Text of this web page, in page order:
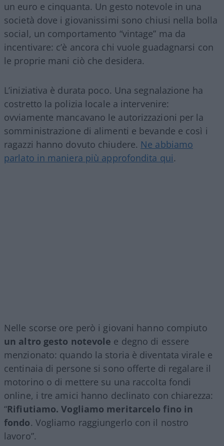
un euro e cinquanta. Un gesto notevole in una
società dove i giovanissimi sono chiusi nella bolla
social, un comportamento “vintage” ma da
incentivare: c’è ancora chi vuole guadagnarsi con
le proprie mani ciò che desidera.
L’iniziativa è durata poco. Una segnalazione ha
costretto la polizia locale a intervenire:
ovviamente mancavano le autorizzazioni per la
somministrazione di alimenti e bevande e così i
ragazzi hanno dovuto chiudere. Ne abbiamo
parlato in maniera più approfondita qui.
Nelle scorse ore però i giovani hanno compiuto
un altro gesto notevole e degno di essere
menzionato: quando la storia è diventata virale e
centinaia di persone si sono offerte di regalare il
motorino o di mettere su una raccolta fondi
online, i tre amici hanno declinato con chiarezza:
“Rifiutiamo. Vogliamo meritarcelo fino in
fondo. Vogliamo raggiungerlo con il nostro
lavoro”.